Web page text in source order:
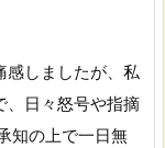
感しましたが、私
、日々怒号や指摘
知の上で一日無